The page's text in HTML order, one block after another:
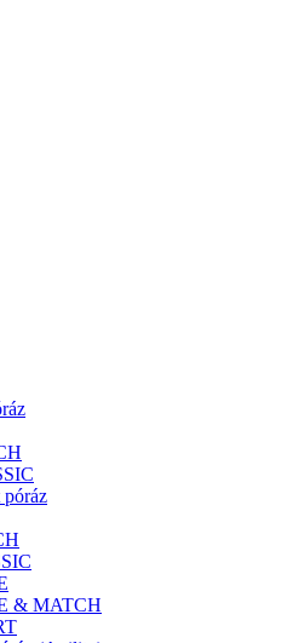
póráz
& MATCH